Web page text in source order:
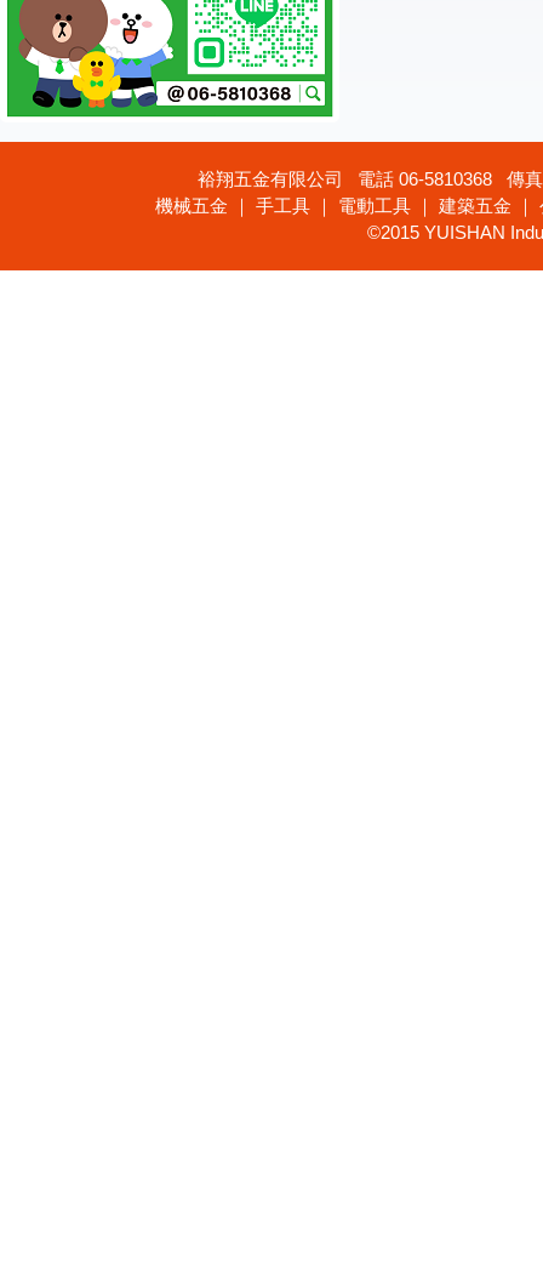
裕翔五金有限公司 電話 06-5810368 傳
機械五金 ｜ 手工具 ｜ 電動工具 ｜ 建築五金
©2015 YUISHAN